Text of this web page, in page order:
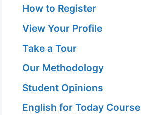
How to Register
View Your Profile
Take a Tour
Our Methodology
Student Opinions
English for Today Course